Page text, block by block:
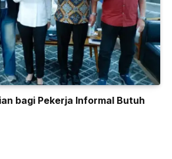
bagi Pekerja Informal Butuh